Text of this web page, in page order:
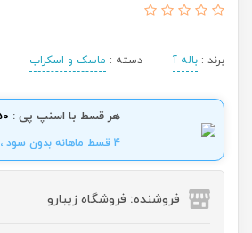
برند : باله آ دسته : ماسک و اسکراب
هر قسط با اسنپ پی :
4 قسط ماهانه بدون سود ، چک و ضامن .
فروشنده: فروشگاه زیبارو